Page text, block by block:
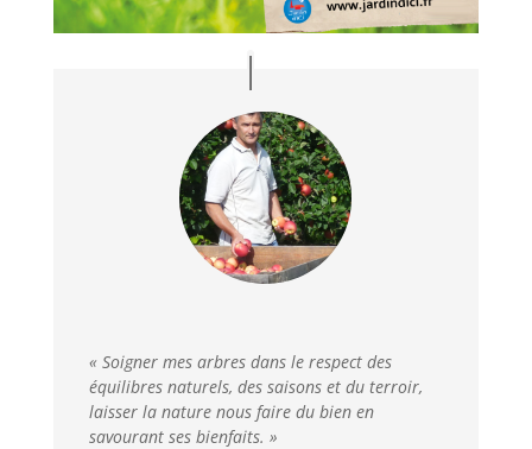
« Soigner mes arbres dans le respect des
équilibres naturels, des saisons et du terroir,
laisser la nature nous faire du bien en
savourant ses bienfaits. »